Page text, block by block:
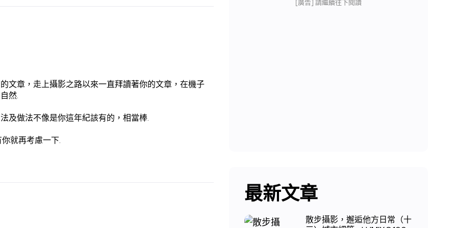
文章，走上攝影之路以來一直拜讀著你的文章，在機子
然.
及做法不像是你這年紀該有的，相當棒.
就再考慮一下.
[廣告] 請繼續往下閱讀
最新文章
散步攝影，邂逅他方日常（十